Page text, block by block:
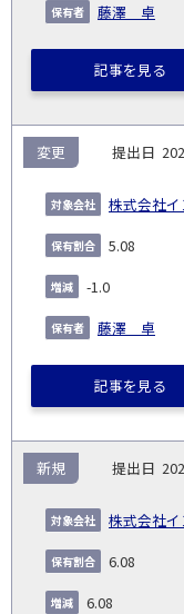
藤澤 卓
記事を見る
株式会社
変更
5.08
-1.0
藤澤 卓
記事を見る
株式会社
新規
6.08
6.08